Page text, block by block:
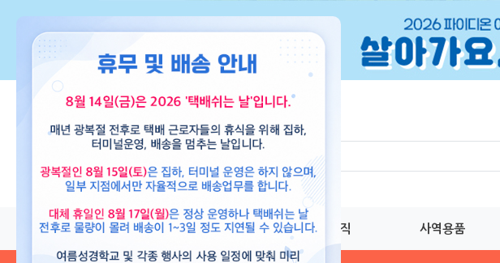
교재 도서 뮤직 사역용품